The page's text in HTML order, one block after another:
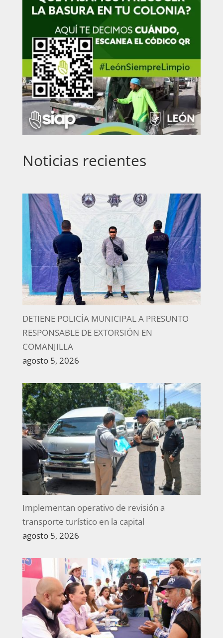
Noticias recientes
DETIENE POLICÍA MUNICIPAL A PRESUNTO
RESPONSABLE DE EXTORSIÓN EN
COMANJILLA
agosto 5, 2026
Implementan operativo de revisión a
transporte turístico en la capital
agosto 5, 2026